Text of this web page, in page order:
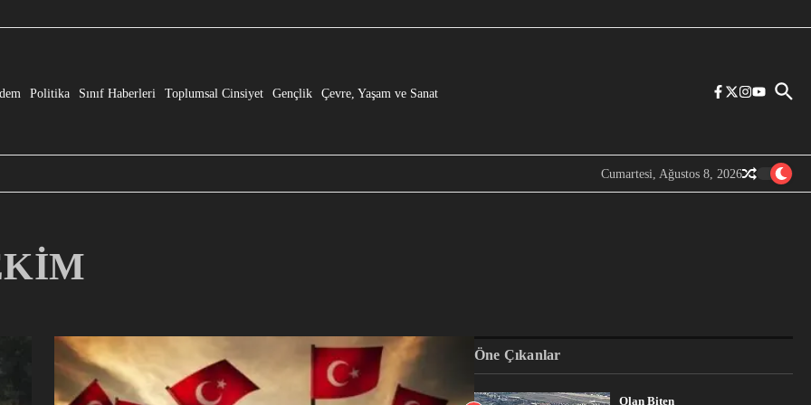
Politika Sınıf Haberleri Toplumsal Cinsiyet Gençlik Çevre, Yaşam ve Sanat
Cumartesi, Ağustos 8, 2026
Öne Çıkanlar
Olan Biten